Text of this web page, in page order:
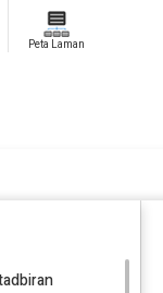
Peta Laman